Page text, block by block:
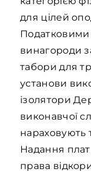
для цілей
винагороди
табори для
установи
ізолятори
виконавчої
нараховують
Надання
права